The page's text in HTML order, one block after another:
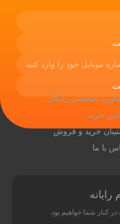
تخصصی رایگان
خرید
خرید و فروش
با ما
کنار شما خواهیم بود.